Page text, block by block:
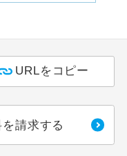
URLをコピー
請求する